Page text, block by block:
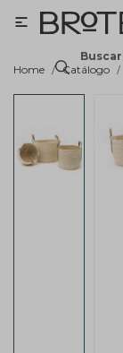

Home Catálogo